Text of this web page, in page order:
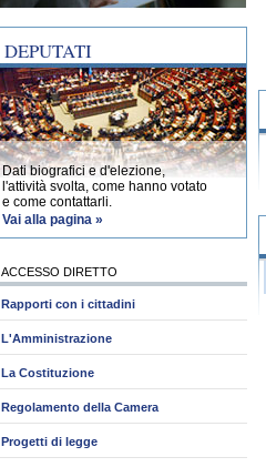
DEPUTATI
Dati biografici e d'elezione,
l'attività svolta, come hanno votato
e come contattarli.
Vai alla pagina »
ACCESSO DIRETTO
Rapporti con i cittadini
L'Amministrazione
La Costituzione
Regolamento della Camera
Progetti di legge